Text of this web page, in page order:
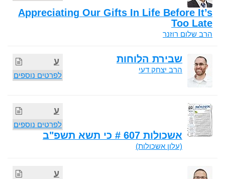
Appreciating Our Gifts In Life Before It’s
Too Late
הרב שלום רוזנר
ע
לפרטים נוספים
שבירת הלוחות
הרב יצחק דעי
ע
לפרטים נוספים
אשכולות 607 # כי תשא תשפ"ב
(עלון אשכולות)
ע